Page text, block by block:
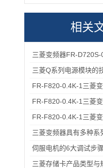
相关
三菱Q系列电源模块的
三菱变频器具有多种系
伺服电机的6大调试步骤
三菱存储卡产品类型与